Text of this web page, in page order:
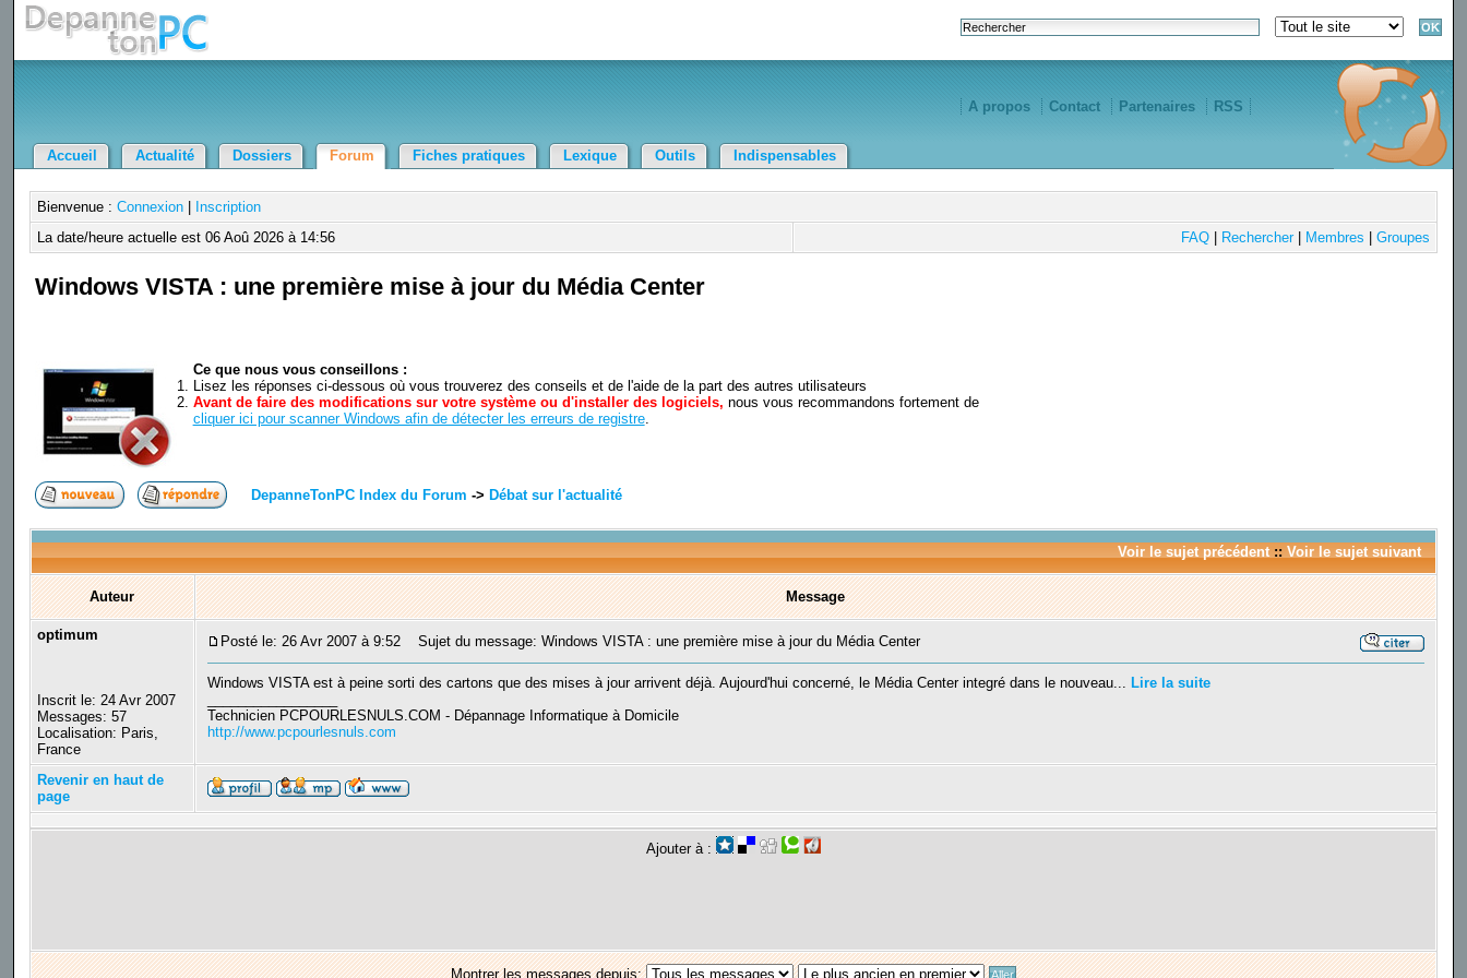
A propos Contact Partenaires RSS
Accueil Actualité Dossiers Forum Fiches pratiques Lexique Outils Indispensables
Bienvenue : Connexion|
Inscription
La date/heure actuelle est 06 Aoû 2026 à 14:56
FAQ| Rechercher| Membres Groupes
Windows VISTA : une première mise à jour du Média Center
Ce que nous vous conseillons :
Lisez les réponses ci-dessous où vous trouverez des conseils et de l'aide de la part des autres utilisateurs
Avant de faire des modifications sur votre système ou d'installer des logiciels, nous vous recommandons fortement de
cliquer ici pour scanner Windows afin de détecter les erreurs de registre.
DepanneTonPC Index du Forum -> Débat sur l'actualité
Voir le sujet précédent:: Voir le sujet suivant
Auteur Message
optimum
Inscrit le: 24 Avr 2007
Messages: 57
Localisation: Paris,
France
Posté le: 26 Avr 2007 à 9:52 Sujet du message: Windows VISTA : une première mise à jour du Média Center
Windows VISTA est à peine sorti des cartons que des mises à jour arrivent déjà. Aujourd'hui concerné, le Média Center integré dans le nouveau... Lire la suite
Technicien PCPOURLESNULS.COM - Dépannage Informatique à Domicile
http://www.pcpourlesnuls.com
Revenir en haut de
page
Ajouter à :
Montrer les messages depuis: